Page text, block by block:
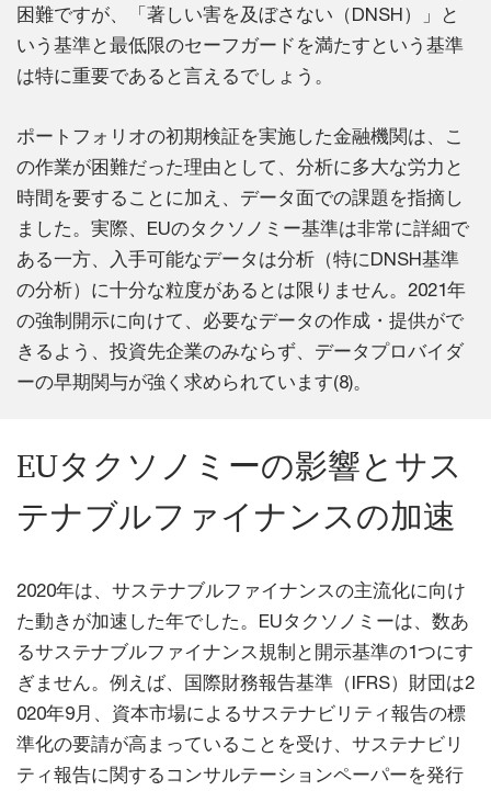
困難ですが、「著しい害を及ぼさない（DNSH）」と
いう基準と最低限のセーフガードを満たすという基準
は特に重要であると言えるでしょう。
ポートフォリオの初期検証を実施した金融機関は、こ
の作業が困難だった理由として、分析に多大な労力と
時間を要することに加え、データ面での課題を指摘し
ました。実際、EUのタクソノミー基準は非常に詳細で
ある一方、入手可能なデータは分析（特にDNSH基準
の分析）に十分な粒度があるとは限りません。2021年
の強制開示に向けて、必要なデータの作成・提供がで
きるよう、投資先企業のみならず、データプロバイダ
ーの早期関与が強く求められています(8)。
EUタクソノミーの影響とサス
テナブルファイナンスの加速
2020年は、サステナブルファイナンスの主流化に向け
た動きが加速した年でした。EUタクソノミーは、数あ
るサステナブルファイナンス規制と開示基準の1つにす
ぎません。例えば、国際財務報告基準（IFRS）財団は2
020年9月、資本市場によるサステナビリティ報告の標
準化の要請が高まっていることを受け、サステナビリ
ティ報告に関するコンサルテーションペーパーを発行